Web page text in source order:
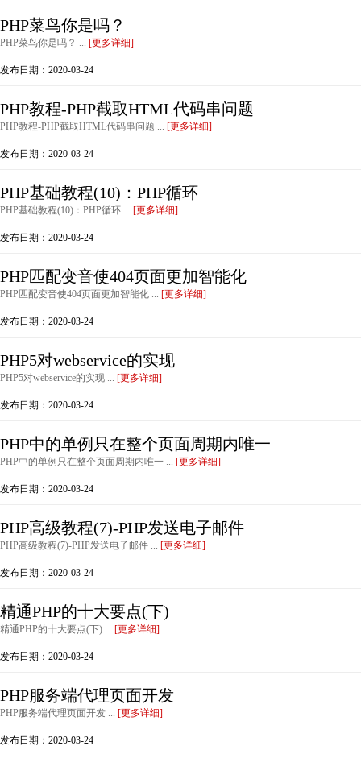
PHP菜鸟你是吗？
PHP菜鸟你是吗？ ... [更多详细]
发布日期：2020-03-24
PHP教程-PHP截取HTML代码串问题
PHP教程-PHP截取HTML代码串问题 ... [更多详细]
发布日期：2020-03-24
PHP基础教程(10)：PHP循环
PHP基础教程(10)：PHP循环 ... [更多详细]
发布日期：2020-03-24
PHP匹配变音使404页面更加智能化
PHP匹配变音使404页面更加智能化 ... [更多详细]
发布日期：2020-03-24
PHP5对webservice的实现
PHP5对webservice的实现 ... [更多详细]
发布日期：2020-03-24
PHP中的单例只在整个页面周期内唯一
PHP中的单例只在整个页面周期内唯一 ... [更多详细]
发布日期：2020-03-24
PHP高级教程(7)-PHP发送电子邮件
PHP高级教程(7)-PHP发送电子邮件 ... [更多详细]
发布日期：2020-03-24
精通PHP的十大要点(下)
精通PHP的十大要点(下) ... [更多详细]
发布日期：2020-03-24
PHP服务端代理页面开发
PHP服务端代理页面开发 ... [更多详细]
发布日期：2020-03-24